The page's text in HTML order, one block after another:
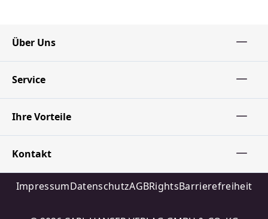
Über Uns
Service
Ihre Vorteile
Kontakt
ImpressumDatenschutzAGBRightsBarrierefreiheit